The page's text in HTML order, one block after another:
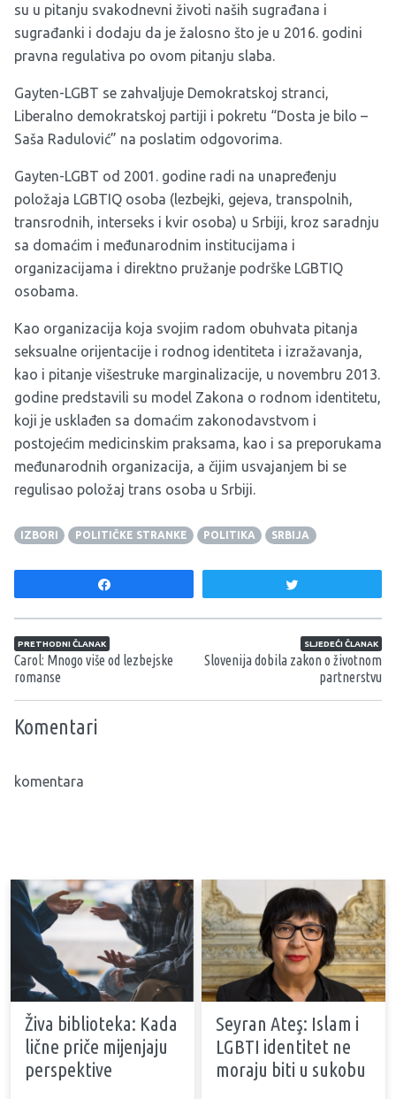
su u pitanju svakodnevni životi naših sugrađana i
sugrađanki i dodaju da je žalosno što je u 2016. godini
pravna regulativa po ovom pitanju slaba.
Gayten-LGBT se zahvaljuje Demokratskoj stranci,
Liberalno demokratskoj partiji i pokretu “Dosta je bilo –
Saša Radulović” na poslatim odgovorima.
Gayten-LGBT od 2001. godine radi na unapređenju
položaja LGBTIQ osoba (lezbejki, gejeva, transpolnih,
transrodnih, interseks i kvir osoba) u Srbiji, kroz saradnju
sa domaćim i međunarodnim institucijama i
organizacijama i direktno pružanje podrške LGBTIQ
osobama.
Kao organizacija koja svojim radom obuhvata pitanja
seksualne orijentacije i rodnog identiteta i izražavanja,
kao i pitanje višestruke marginalizacije, u novembru 2013.
godine predstavili su model Zakona o rodnom identitetu,
koji je usklađen sa domaćim zakonodavstvom i
postojećim medicinskim praksama, kao i sa preporukama
međunarodnih organizacija, a čijim usvajanjem bi se
regulisao položaj trans osoba u Srbiji.
IZBORI POLITIČKE STRANKE POLITIKA SRBIJA
Navigacija članaka
PRETHODNI ČLANAK
Carol: Mnogo više od lezbejske
romanse
SLJEDEĆI ČLANAK
Slovenija dobila zakon o životnom
partnerstvu
Komentari
komentara
Živa biblioteka: Kada
lične priče mijenjaju
perspektive
Seyran Ateş: Islam i
LGBTI identitet ne
moraju biti u sukobu